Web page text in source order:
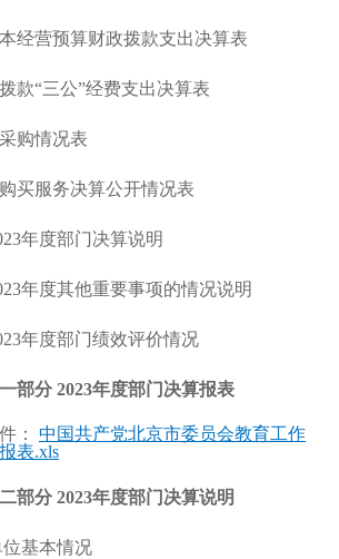
营预算财政拨款支出决算表
“三公”经费支出决算表
购情况表
服务决算公开情况表
年度部门决算说明
年度其他重要事项的情况说明
年度部门绩效评价情况
分 2023年度部门决算报表
：
中国共产党北京市委员会教育工作
表.xls
分 2023年度部门决算说明
基本情况